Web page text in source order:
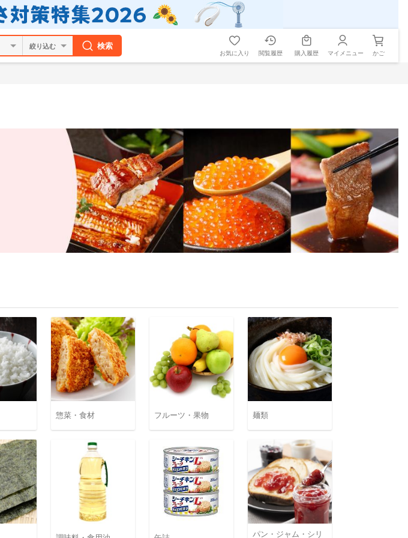
絞り込む 検索
お気に入り 閲覧履歴 購入履歴 マイメニュー かご
惣菜・食材 フルーツ・果物 麺類
パン・ジャム・シリ